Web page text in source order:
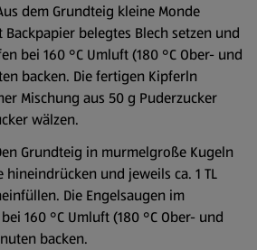
dem Grundteig kleine Monde
belegtes Blech setzen und
bei 160 °C Umluft (180 °C Ober- und
backen. Die fertigen Kipferln
Mischung aus 50 g Puderzucker
wälzen.
Grundteig in murmelgroße Kugeln
und jeweils ca. 1 TL
Die Engelsaugen im
160 °C Umluft (180 °C Ober- und
backen.